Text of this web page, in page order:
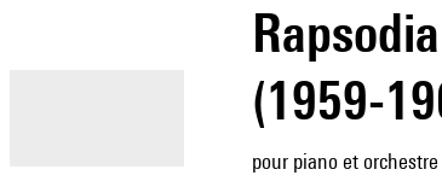
(1959-
pour piano et orchestre